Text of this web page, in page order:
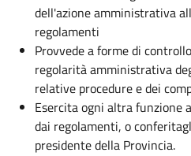
dell'azione amministrativa
regolamenti
Provvede a forme di
regolarità amministrativa
relative procedure e dei
Esercita ogni altra
dai regolamenti, o
presidente della Provincia.